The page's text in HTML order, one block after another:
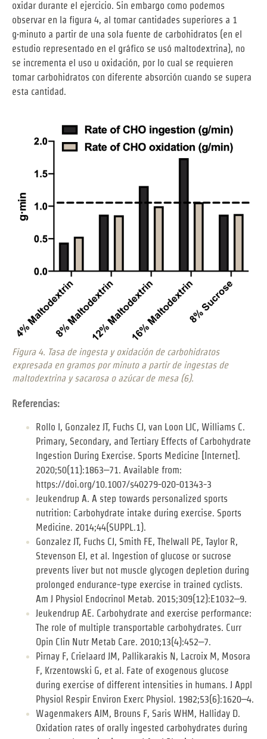
oxidar durante el ejercicio. Sin embargo como podemos
observar en la figura 4, al tomar cantidades superiores a 1
g·minuto a partir de una sola fuente de carbohidratos (en el
estudio representado en el gráfico se usó maltodextrina), no
se incrementa el uso u oxidación, por lo cual se requieren
tomar carbohidratos con diferente absorción cuando se supera
esta cantidad.
Figura 4. Tasa de ingesta y oxidación de carbohidratos
expresada en gramos por minuto a partir de ingestas de
maltodextrina y sacarosa o azúcar de mesa (6).
Referencias:
Rollo I, Gonzalez JT, Fuchs CJ, van Loon LJC, Williams C.
Primary, Secondary, and Tertiary Effects of Carbohydrate
Ingestion During Exercise. Sports Medicine [Internet].
2020;50(11):1863–71. Available from:
https://doi.org/10.1007/s40279-020-01343-3
Jeukendrup A. A step towards personalized sports
nutrition: Carbohydrate intake during exercise. Sports
Medicine. 2014;44(SUPPL.1).
Gonzalez JT, Fuchs CJ, Smith FE, Thelwall PE, Taylor R,
Stevenson EJ, et al. Ingestion of glucose or sucrose
prevents liver but not muscle glycogen depletion during
prolonged endurance-type exercise in trained cyclists.
Am J Physiol Endocrinol Metab. 2015;309(12):E1032–9.
Jeukendrup AE. Carbohydrate and exercise performance:
The role of multiple transportable carbohydrates. Curr
Opin Clin Nutr Metab Care. 2010;13(4):452–7.
Pirnay F, Crielaard JM, Pallikarakis N, Lacroix M, Mosora
F, Krzentowski G, et al. Fate of exogenous glucose
during exercise of different intensities in humans. J Appl
Physiol Respir Environ Exerc Physiol. 1982;53(6):1620–4.
Wagenmakers AJM, Brouns F, Saris WHM, Halliday D.
Oxidation rates of orally ingested carbohydrates during